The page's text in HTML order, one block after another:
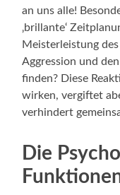
an uns alle!
‚brillante‘
Meisterleistung des
Aggression und
finden? Diese
wirken, vergiftet
verhindert
Die